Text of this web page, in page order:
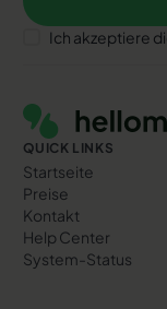
Anmelden
Ich akzeptiere
QUICK LINKS
Startseite
Preise
Kontakt
Help Center
System-Status